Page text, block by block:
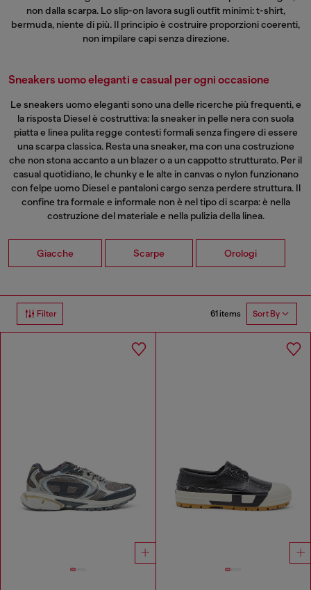
non dalla scarpa. Lo slip-on lavora sugli outfit minimi: t-shirt,
bermuda, niente di più. Il principio è costruire proporzioni coerenti,
non impilare capi senza direzione.
Sneakers uomo eleganti e casual per ogni occasione
Le sneakers uomo eleganti sono una delle ricerche più frequenti, e
la risposta Diesel è costruttiva: la sneaker in pelle nera con suola
piatta e linea pulita regge contesti formali senza fingere di essere
una scarpa classica. Resta una sneaker, ma con una costruzione
che non stona accanto a un blazer o a un cappotto strutturato. Per il
casual quotidiano, le chunky e le alte in canvas o nylon funzionano
confelpe uomoDiesel e pantaloni cargo senza perdere struttura. Il
confine tra formale e informale non è nel tipo di scarpa: è nella
costruzione del materiale e nella pulizia della linea.
Giacche Scarpe Orologi
Filter 61 items Sort By